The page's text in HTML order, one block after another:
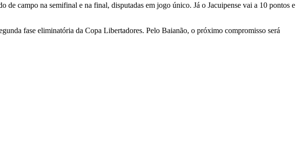
de campo na semifinal e na final, disputadas em jogo único. Já o Jacuipense vai a 10 pontos e
fase eliminatória da Copa Libertadores. Pelo Baianão, o próximo compromisso será